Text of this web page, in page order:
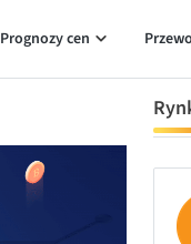
Prognozy cen